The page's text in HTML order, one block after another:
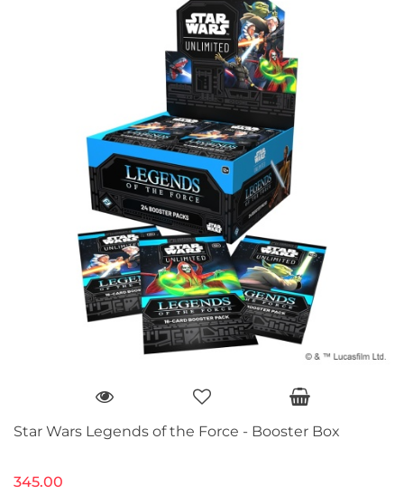
Star Wars Legends of the Force - Booster Box
345.00